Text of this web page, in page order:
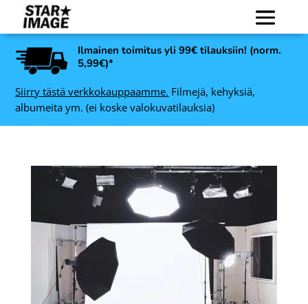
Ilmainen toimitus yli 99€ tilauksiin! (norm.
5,99€)*
Siirry tästä verkkokauppaamme. Filmejä, kehyksiä,
albumeita ym. (ei koske valokuvatilauksia)
dubblefilm STEREO 200